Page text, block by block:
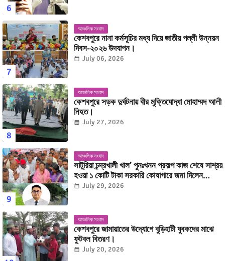
আঞ্চলিক সংবাদ
কেশবপুরে নানা কর্মসূচির মধ্য দিয়ে জাতীয় পল্লী উন্নয়ন
দিবস-২০২৬ উদযাপন।
July 06, 2026
আঞ্চলিক সংবাদ
কেশবপুরে সড়ক দুর্ঘটনায় বীর মুক্তিযোদ্ধা মোহাম্মদ আলী
নিহত।
July 27, 2026
আঞ্চলিক সংবাদ
সাটুরিয়া চন্দ্রখালী খাল’ পুনঃখনন প্রকল্প কাজ শেষে সাশ্রয়
হওয়া ১ কোটি টাকা সরকারি কোষাগারে জমা দিলেন
উপজেলা নির্বাহী অফিসার মোহাম্মদ কাজী অনিক ইসলাম।
July 29, 2026
আঞ্চলিক সংবাদ
কেশবপুরে জামায়াতের উদ্যোগে বুড়িহাটী যুবকদের মাঝে
ফুটবল বিতরণ।
July 20, 2026